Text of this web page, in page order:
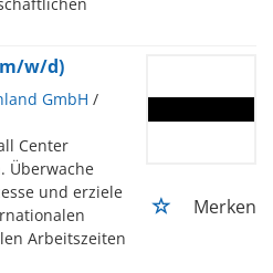
w/d)
GmbH /
Center
Überwache
und erziele
Arbeitszeiten
Merken